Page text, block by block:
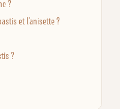
?
et l’anisette ?
?